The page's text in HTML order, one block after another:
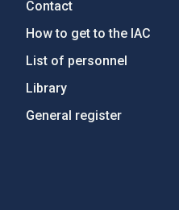
Contact
How to get to the IAC
List of personnel
Library
General register